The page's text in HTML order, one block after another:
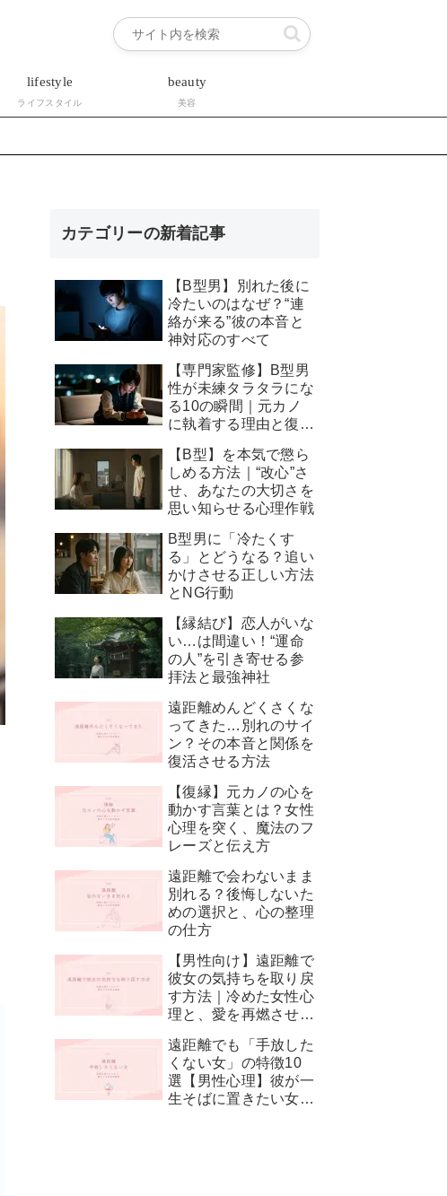
lifestyle
ライフスタイル
beauty
美容
カテゴリーの新着記事
【B型男】別れた後に
冷たいのはなぜ？“連
絡が来る”彼の本音と
神対応のすべて
【専門家監修】B型男
性が未練タラタラにな
る10の瞬間｜元カノ
に執着する理由と復縁
【B型】を本気で懲ら
しめる方法｜“改心”さ
せ、あなたの大切さを
思い知らせる心理作戦
B型男に「冷たくす
る」とどうなる？追い
かけさせる正しい方法
とNG行動
【縁結び】恋人がいな
い…は間違い！“運命
の人”を引き寄せる参
拝法と最強神社
遠距離めんどくさくな
ってきた…別れのサイ
ン？その本音と関係を
復活させる方法
【復縁】元カノの心を
動かす言葉とは？女性
心理を突く、魔法のフ
レーズと伝え方
遠距離で会わないまま
別れる？後悔しないた
めの選択と、心の整理
の仕方
【男性向け】遠距離で
彼女の気持ちを取り戻
す方法｜冷めた女性心
理と、愛を再燃させる
遠距離でも「手放した
くない女」の特徴10
選【男性心理】彼が一
生そばに置きたい女性